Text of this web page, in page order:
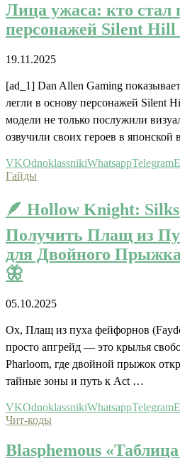
Лица ужаса: кто стал
персонажей Silent Hill
19.11.2025
[ad_1] Dan Allen Gaming
легли в основу персонажей Silent
модели не только послужили
озвучили своих героев в
VKOdnoklassnikiWhatsappTelegram
Гайды
🪶 Hollow Knight:
Получить Плащ из
для Двойного
🦋
05.10.2025
Ох, Плащ из пуха фейфорнов
просто апгрейд — это крылья
Pharloom, где двойной прыжок
тайные зоны и путь к Act …
VKOdnoklassnikiWhatsappTelegram
Чит-коды
Blasphemous